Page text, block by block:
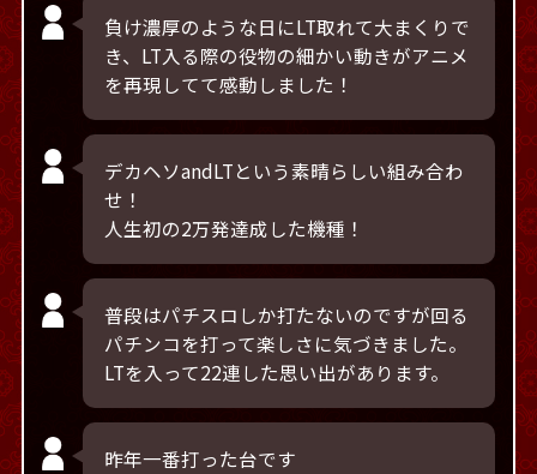
負け濃厚のような日にLT取れて大まくりで
き、LT入る際の役物の細かい動きがアニメ
を再現してて感動しました！
デカヘソandLTという素晴らしい組み合わ
せ！
人生初の2万発達成した機種！
普段はパチスロしか打たないのですが回る
パチンコを打って楽しさに気づきました。
LTを入って22連した思い出があります。
昨年一番打った台です